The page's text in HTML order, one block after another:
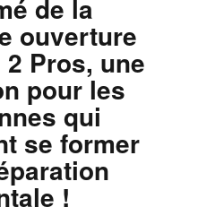
de la
ouverture
Pros, une
pour les
qui
se former
!